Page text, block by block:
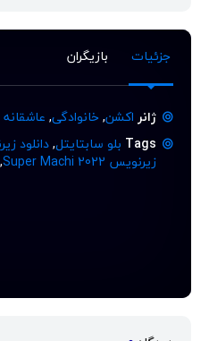
جزئیات بازیگران
ژانر اکشن,خانوادگی, عاشقانه
Tags بلو سابتایتل,دانلود
زیرنویس Super Machi 2022